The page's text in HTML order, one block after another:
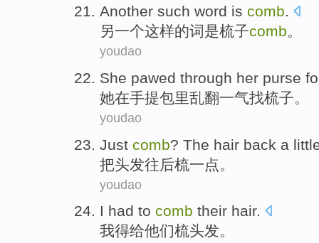
Another such word is comb.
另一个这样的词是梳子comb。
youdao
She pawed through her purse
她在手提包里乱翻一气找梳子。
youdao
Just comb? The hair back a
把头发往后梳一点 。
youdao
I had to comb their hair.
我得给他们梳头发。